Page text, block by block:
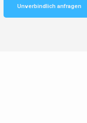
Unverbindlich anfragen